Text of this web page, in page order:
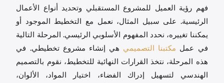
فهم رؤية العميل للمشروع المستقبلي وتحديد أنواع الأعمال
الرئيسية. على سبيل المثال، نعمل مع التخطيط الموجود أو
يمكننا تغييره، نحدد المفهوم الأسلوبي الرئيسي. المرحلة التالية
في عمل مكتبنا التصميمي هي إنشاء مشروع تخطيطي. في
هذه المرحلة، نتخذ القرارات النهائية للتخطيط، نقوم بالتصميم
الهندسي لتسهيل إدراك الفضاء، اختيار المواد، الألوان،